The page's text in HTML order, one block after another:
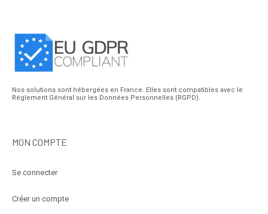
Nos solutions sont hébergées en France. Elles sont compatibles avec le
Réglement Général sur les Données Personnelles (RGPD).
MON COMPTE
Se connecter
Créer un compte